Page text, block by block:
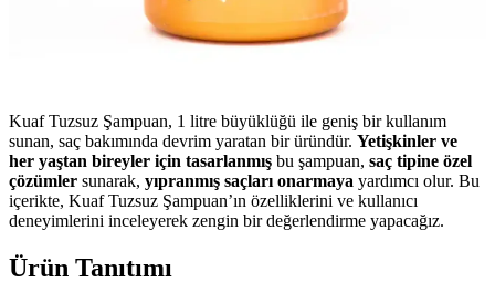
Kuaf Tuzsuz Şampuan, 1 litre büyüklüğü ile geniş bir kullanım
sunan, saç bakımında devrim yaratan bir üründür. Yetişkinler ve
her yaştan bireyler için tasarlanmış bu şampuan, saç tipine özel
çözümler sunarak, yıpranmış saçları onarmaya yardımcı olur. Bu
içerikte, Kuaf Tuzsuz Şampuan’ın özelliklerini ve kullanıcı
deneyimlerini inceleyerek zengin bir değerlendirme yapacağız.
Ürün Tanıtımı